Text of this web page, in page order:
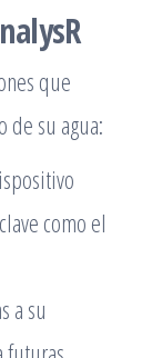
que
de su agua:
como el
a su